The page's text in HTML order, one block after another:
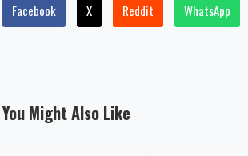
Facebook X Reddit WhatsApp
You Might Also Like